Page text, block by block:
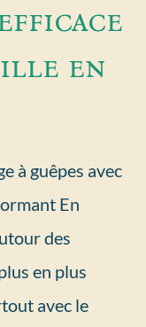
en
à guêpes avec
En
des
en plus
avec le